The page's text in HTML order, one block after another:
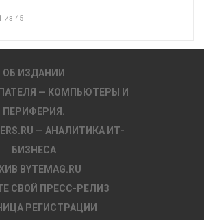
из 45
ОБ ИЗДАНИИ
— КОМПЬЮТЕРЫ И
ПЕРИФЕРИЯ.
— АНАЛИТИКА ИТ-
БИЗНЕСА
BYTEMAG.RU
СВОЙ ПРЕСС-РЕЛИЗ
РЕГИСТРАЦИИ